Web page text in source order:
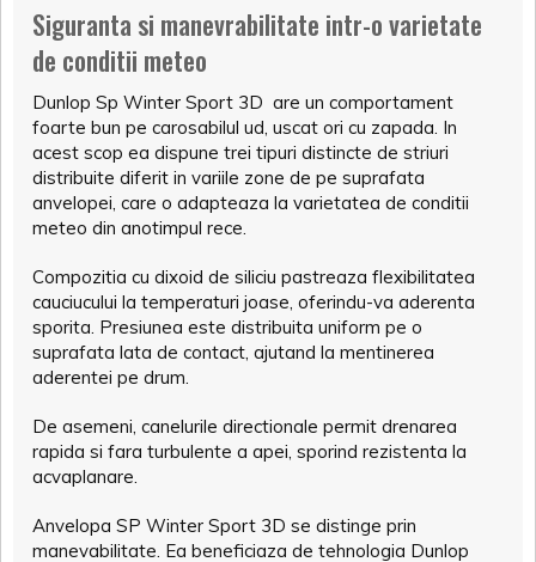
Siguranta si manevrabilitate intr-o varietate
de conditii meteo
Dunlop Sp Winter Sport 3D are un comportament
foarte bun pe carosabilul ud, uscat ori cu zapada. In
acest scop ea dispune trei tipuri distincte de striuri
distribuite diferit in variile zone de pe suprafata
anvelopei, care o adapteaza la varietatea de conditii
meteo din anotimpul rece.
Compozitia cu dixoid de siliciu pastreaza flexibilitatea
cauciucului la temperaturi joase, oferindu-va aderenta
sporita. Presiunea este distribuita uniform pe o
suprafata lata de contact, ajutand la mentinerea
aderentei pe drum.
De asemeni, canelurile directionale permit drenarea
rapida si fara turbulente a apei, sporind rezistenta la
acvaplanare.
Anvelopa SP Winter Sport 3D se distinge prin
manevabilitate. Ea beneficiaza de tehnologia Dunlop